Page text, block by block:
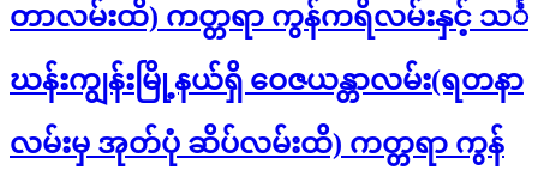
တာလမ်းထိ) ကတ္တရာ ကွန်ကရိလမ်းနှင့် သင်္
ဃန်းကျွန်းမြို့နယ်ရှိ ဝေဇယန္တာလမ်း(ရတနာ
လမ်းမှ အုတ်ပုံ ဆိပ်လမ်းထိ) ကတ္တရာ ကွန်